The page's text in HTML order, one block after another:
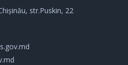
str.Puskin, 22